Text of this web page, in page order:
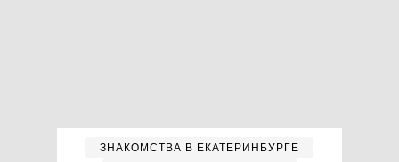
ЗНАКОМСТВА В ЕКАТЕРИНБУРГЕ